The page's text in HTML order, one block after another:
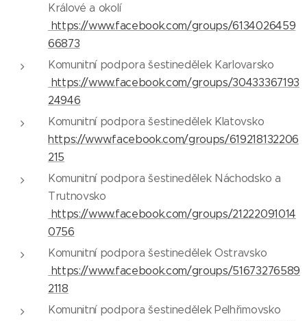
Králové a okolí
https://www.facebook.com/groups/6134026459
66873
Komunitní podpora šestinedělek Karlovarsko
https://www.facebook.com/groups/30433367193
24946
Komunitní podpora šestinedělek Klatovsko
https://www.facebook.com/groups/619218132206
215
Komunitní podpora šestinedělek Náchodsko a
Trutnovsko
https://www.facebook.com/groups/21222091014
0756
Komunitní podpora šestinedělek Ostravsko
https://www.facebook.com/groups/51673276589
2118
Komunitní podpora šestinedělek Pelhřimovsko